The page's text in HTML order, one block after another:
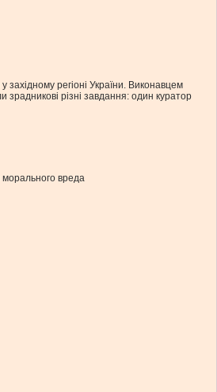
західному регіоні України. Виконавцем
різні завдання: один куратор
вреда